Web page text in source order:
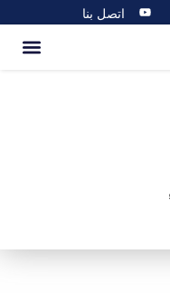
اتصل بنا